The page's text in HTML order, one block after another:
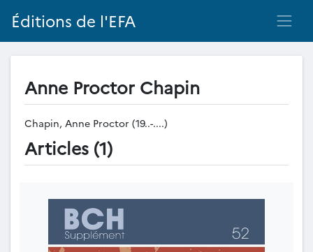
Éditions de l'EFA
Anne Proctor Chapin
Chapin, Anne Proctor (19..-....)
Articles (1)